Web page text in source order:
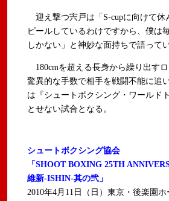
迎え撃つ宍戸は「S-cupに向けて休
ピールしているわけですから、僕は
しかない」と神妙な面持ちで語って
180cmを超える長身から繰り出す
驚異的な手数で相手を戦闘不能に
は『シュートボクシング・ワールド
とせない試合となる。
シュートボクシング協会
「SHOOT BOXING 25TH
維新-ISHIN-其の弐」
2010年4月11日（日） 東京・後楽園ホ